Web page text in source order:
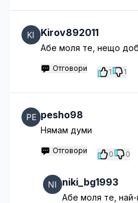
Kirov892011
Абе моля те, нещо
Отговори 1 1
pesho98
Нямам думи
Отговори 0 0
niki_bg1993
Абе моля те, най-